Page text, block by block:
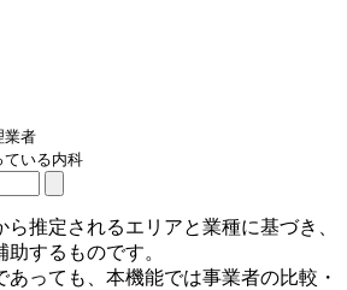
業者
ている内科
推定されるエリアと業種に基づき、
するものです。
あっても、本機能では事業者の比較・